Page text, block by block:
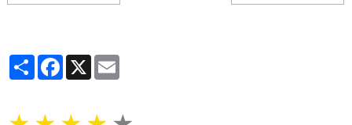
PartagerFacebook
X